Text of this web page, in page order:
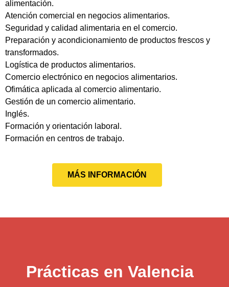
alimentación.
Atención comercial en negocios alimentarios.
Seguridad y calidad alimentaria en el comercio.
Preparación y acondicionamiento de productos frescos y
transformados.
Logística de productos alimentarios.
Comercio electrónico en negocios alimentarios.
Ofimática aplicada al comercio alimentario.
Gestión de un comercio alimentario.
Inglés.
Formación y orientación laboral.
Formación en centros de trabajo.
MÁS INFORMACIÓN
Prácticas en Valencia